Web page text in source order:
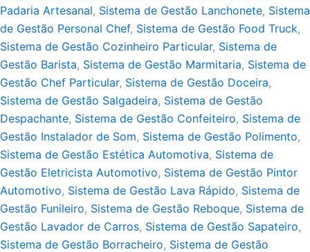
Padaria Artesanal, Sistema de Gestão Lanchonete, Sistema
de Gestão Personal Chef, Sistema de Gestão Food Truck,
Sistema de Gestão Cozinheiro Particular, Sistema de
Gestão Barista, Sistema de Gestão Marmitaria, Sistema de
Gestão Chef Particular, Sistema de Gestão Doceira,
Sistema de Gestão Salgadeira, Sistema de Gestão
Despachante, Sistema de Gestão Confeiteiro, Sistema de
Gestão Instalador de Som, Sistema de Gestão Polimento,
Sistema de Gestão Estética Automotiva, Sistema de
Gestão Eletricista Automotivo, Sistema de Gestão Pintor
Automotivo, Sistema de Gestão Lava Rápido, Sistema de
Gestão Funileiro, Sistema de Gestão Reboque, Sistema de
Gestão Lavador de Carros, Sistema de Gestão Sapateiro,
Sistema de Gestão Borracheiro, Sistema de Gestão